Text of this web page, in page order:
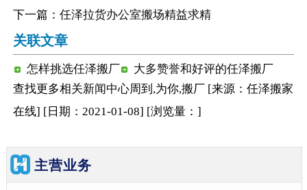
下一篇： 任泽拉货办公室搬场精益求精
关联文章
怎样挑选任泽搬厂
大多赞誉和好评的任泽搬厂
查找更多相关新闻中心周到,为你,搬厂 [来源：任泽搬家
在线] [日期：2021-01-08] [浏览量： ]
主营业务